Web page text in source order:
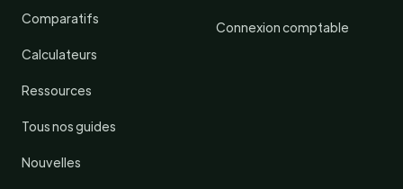
Comparatifs
Calculateurs
Ressources
Tous nos guides
Nouvelles
Connexion comptable